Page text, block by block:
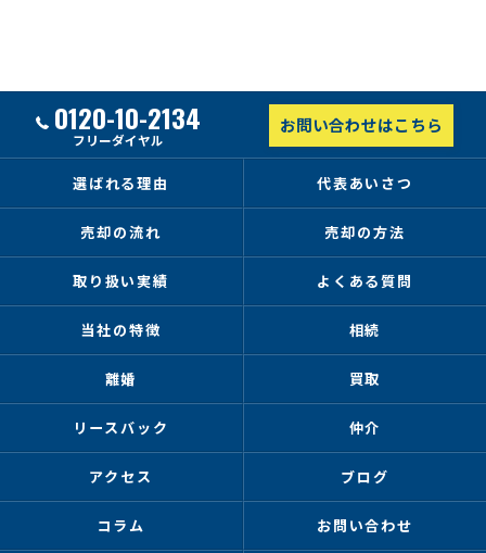
0120-10-2134
フリーダイヤル
お問い合わせはこちら
選ばれる理由 代表あいさつ
売却の流れ 売却の方法
取り扱い実績 よくある質問
当社の特徴 相続
離婚 買取
リースバック 仲介
アクセス ブログ
コラム お問い合わせ